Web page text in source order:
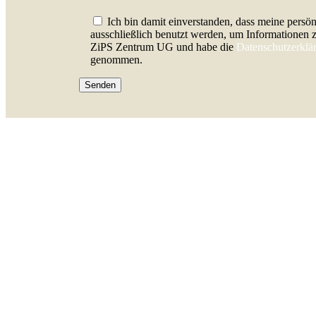
Bitte lasse dieses Feld leer.
Ich bin damit einverstanden, dass meine
ausschließlich benutzt werden, um Informationen
ZiPS Zentrum UG und habe die
genommen.